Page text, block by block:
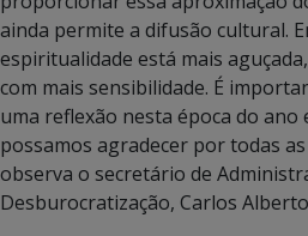
ainda permite a difusão cultural.
espiritualidade está mais
com mais sensibilidade. É
uma reflexão nesta época do ano
possamos agradecer por todas
observa o secretário de
Desburocratização, Carlos